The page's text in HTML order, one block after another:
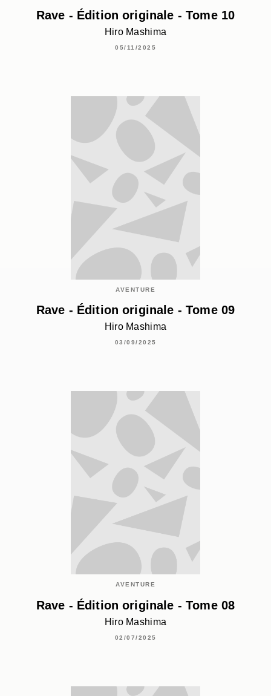
Rave - Édition originale - Tome 10
Hiro Mashima
05/11/2025
AVENTURE
Rave - Édition originale - Tome 09
Hiro Mashima
03/09/2025
AVENTURE
Rave - Édition originale - Tome 08
Hiro Mashima
02/07/2025